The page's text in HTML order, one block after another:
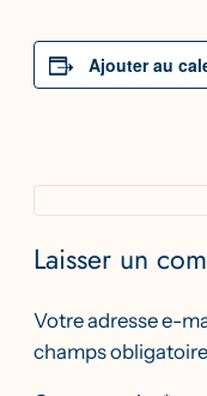
Ajouter au
Laisser un
Votre adresse e-
champs